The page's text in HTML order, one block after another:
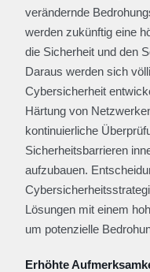
verändernde
werden zukünftig eine
die Sicherheit und den
Daraus werden sich
Cybersicherheit
Härtung von
kontinuierliche
Sicherheitsbarrieren
aufzubauen.
Lösungen mit einem
um potenzielle
Erhöhte